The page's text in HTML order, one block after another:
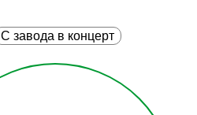
С завода в концерт